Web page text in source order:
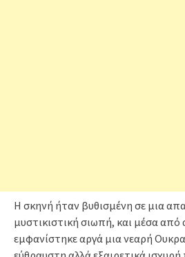
Η σκηνή ήταν βυθισμένη σε μια
μυστικιστική σιωπή, και μέσα
εμφανίστηκε αργά μια νεαρή